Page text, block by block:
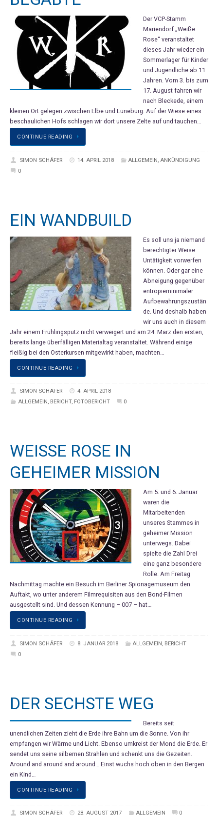
Der VCP-Stamm
Mariendorf „Weiße
Rose“ veranstaltet
dieses Jahr wieder ein
Sommerlager für Kinder
und Jugendliche ab 11
Jahren. Vom 3. bis zum
17. August fahren wir
nach Bleckede, einem
kleinen Ort gelegen zwischen Elbe und Lüneburg. Auf der Wiese eines
beschaulichen Hofs schlagen wir dort unsere Zelte auf und tauchen…
CONTINUE READING
SIMON SCHÄFER 14. APRIL 2018 ALLGEMEIN, ANKÜNDIGUNG
0
EIN WANDBUILD
Es soll uns ja niemand
berechtigter Weise
Untätigkeit vorwerfen
können. Oder gar eine
Abneigung gegenüber
entropieminimaler
Aufbewahrungszustän
de. Und deshalb haben
wir uns auch in diesem
Jahr einem Frühlingsputz nicht verweigert und am 24. März den ersten,
bereits lange überfälligen Materialtag veranstaltet. Während einige
fleißig bei den Osterkursen mitgewirkt haben, machten…
CONTINUE READING
SIMON SCHÄFER
4. APRIL 2018
ALLGEMEIN, BERICHT, FOTOBERICHT 0
WEISSE ROSE IN G
EHEIMER MISSION
Am 5. und 6. Januar
waren die
Mitarbeitenden
unseres Stammes in
geheimer Mission
unterwegs. Dabei
spielte die Zahl Drei
eine ganz besondere
Rolle. Am Freitag
Nachmittag machte ein Besuch im Berliner Spionagemuseum den
Auftakt, wo unter anderem Filmrequisiten aus den Bond-Filmen
ausgestellt sind. Und dessen Kennung – 007 – hat…
CONTINUE READING
SIMON SCHÄFER 8. JANUAR 2018 ALLGEMEIN, BERICHT
0
DER SECHSTE WEG
Bereits seit
unendlichen Zeiten zieht die Erde ihre Bahn um die Sonne. Von ihr
empfangen wir Wärme und Licht. Ebenso umkreist der Mond die Erde. Er
sendet uns seine silbernen Strahlen und schenkt uns die Gezeiten.
Around and around and around… Einst wuchs hoch oben in den Bergen
ein Kind…
CONTINUE READING
SIMON SCHÄFER 28. AUGUST 2017 ALLGEMEIN 0